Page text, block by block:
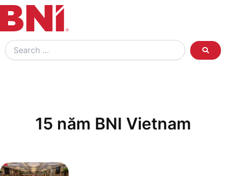
Search
…
15 năm BNI Vietnam